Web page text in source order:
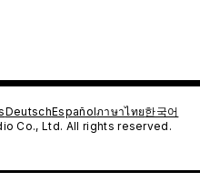
DeutschEspañolภาษาไทย한국어
Co., Ltd. All rights reserved.